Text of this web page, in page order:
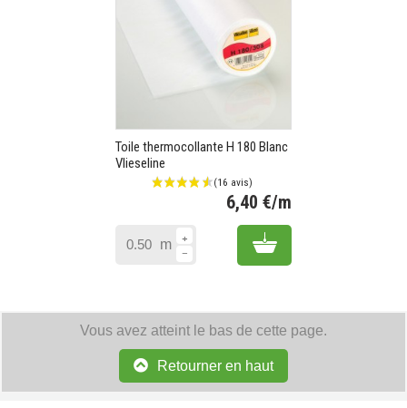
Toile thermocollante H 180 Blanc
Vlieseline
6,40 €/m
m Add to cart
Vous avez atteint le bas de cette page.
Retourner en haut